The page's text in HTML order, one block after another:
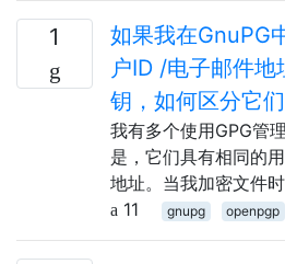
1
如果我在GnuPG
户ID /电子邮件
钥，如何区分它们
我有多个使用GPG管
是，它们具有相同的
地址。当我加密文件
11
gnupg openpgp